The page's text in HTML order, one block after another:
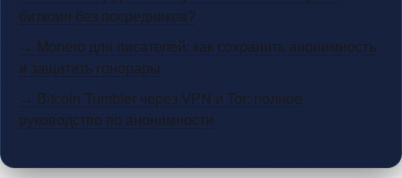
биткоин без посредников?
→ Monero для писателей: как сохранить анонимность
и защитить гонорары
→ Bitcoin Tumbler через VPN и Tor: полное
руководство по анонимности